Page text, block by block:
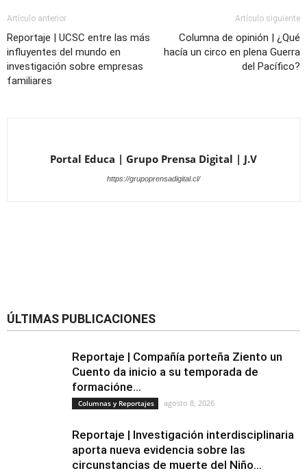
Artículo anterior
Reportaje | UCSC entre las más
influyentes del mundo en
investigación sobre empresas
familiares
Artículo siguiente
Columna de opinión | ¿Qué
hacía un circo en plena Guerra
del Pacífico?
Portal Educa | Grupo Prensa Digital | J.V
https://grupoprensadigital.cl/
ÚLTIMAS PUBLICACIONES
Reportaje | Compañía porteña Ziento un
Cuento da inicio a su temporada de
formacióne...
Columnas y Reportajes agosto 8, 2026
Reportaje | Investigación interdisciplinaria
aporta nueva evidencia sobre las
circunstancias de muerte del Niño...